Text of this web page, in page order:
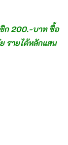
ก 200.-บาท ซื้อ
รายได้หลักแสน